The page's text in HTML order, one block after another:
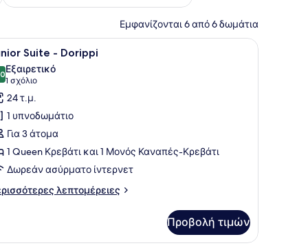
Εμφανίζονται 6 από 6 δωμάτια
μηχανή καφέ.
πέτρα, ένα κρεβάτι με λευκά σεντόνια, δύο φωτιστικά κομοδίνου
Ένα δωμάτιο ξενοδοχείου με ένα
7 Suite - Dorippi
στα 10
Εξαιρετικό
1 σχόλιο
(1
σχόλιο)
24 τ.μ.
1 υπνοδωμάτιο
Για 3 άτομα
1 Queen Κρεβάτι και 1 Μονός Καναπές-Κρεβάτι
Δωρεάν ασύρματο ίντερνετ
λεπτομέρειες
Προβολή τιμών